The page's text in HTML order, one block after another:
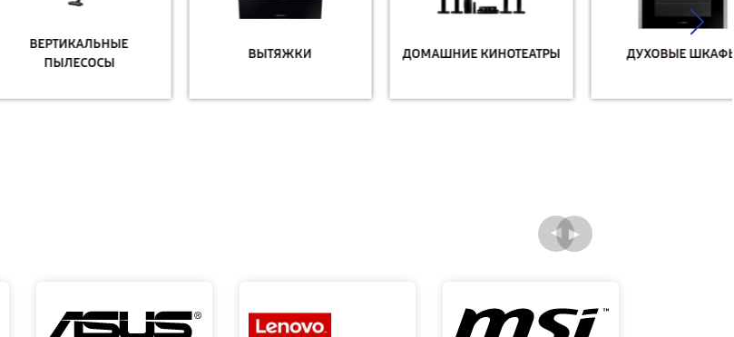
ВЫТЯЖКИ ДОМАШНИЕ КИНОТЕАТРЫ ДУХОВЫЕ ШКАФЫ